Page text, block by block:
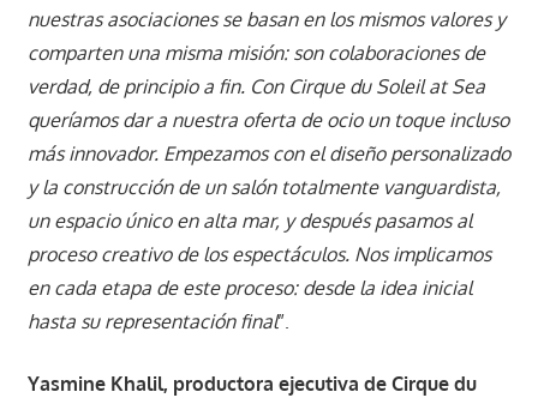
nuestras asociaciones se basan en los mismos valores y
comparten una misma misión: son colaboraciones de
verdad, de principio a fin. Con Cirque du Soleil at Sea
queríamos dar a nuestra oferta de ocio un toque incluso
más innovador. Empezamos con el diseño personalizado
y la construcción de un salón totalmente vanguardista,
un espacio único en alta mar, y después pasamos al
proceso creativo de los espectáculos. Nos implicamos
en cada etapa de este proceso: desde la idea inicial
hasta su representación final”.
Yasmine Khalil, productora ejecutiva de Cirque du